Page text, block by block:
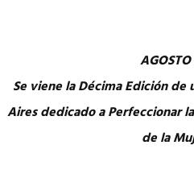
Se viene la Décima Edición de
Aires dedicado a Perfeccionar
de la